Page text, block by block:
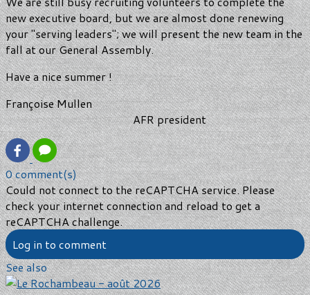
new executive board, but we are almost done renewing
your "serving leaders"; we will present the new team in the
fall at our General Assembly.
Have a nice summer !
Françoise Mullen
AFR president
0 comment(s)
Could not connect to the reCAPTCHA service. Please
check your internet connection and reload to get a
reCAPTCHA challenge.
Log in to comment
See also